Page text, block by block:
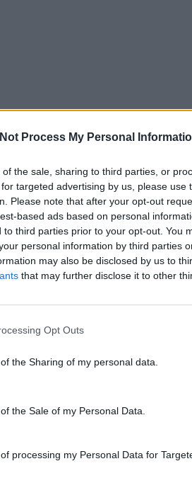
Process My Personal
the sale, sharing to third parties, or
targeted advertising by us, please use
Please note that after your opt-out
based ads based on personal
to third parties prior to your opt-out. You
personal information by third parties
may also be disclosed by us to
that may further disclose it to other
Opt Outs
the Sharing of my personal data.
the Sale of my Personal Data.
processing my Personal Data for